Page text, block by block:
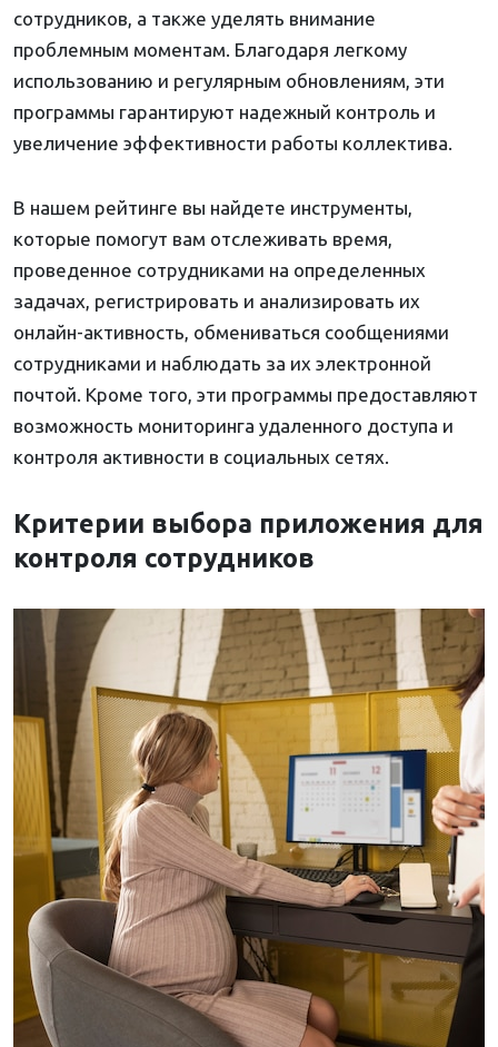
сотрудников, а также уделять внимание
проблемным моментам. Благодаря легкому
использованию и регулярным обновлениям, эти
программы гарантируют надежный контроль и
увеличение эффективности работы коллектива.
В нашем рейтинге вы найдете инструменты,
которые помогут вам отслеживать время,
проведенное сотрудниками на определенных
задачах, регистрировать и анализировать их
онлайн-активность, обмениваться сообщениями
сотрудниками и наблюдать за их электронной
почтой. Кроме того, эти программы предоставляют
возможность мониторинга удаленного доступа и
контроля активности в социальных сетях.
Критерии выбора приложения для
контроля сотрудников